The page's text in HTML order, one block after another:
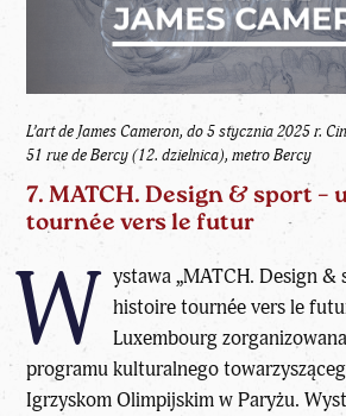
L’art de James Cameron, do 5 stycznia 2025 r.
51 rue de Bercy (12. dzielnica), metro Bercy
7. MATCH. Design & sport –
tournée vers le futur
W ystawa „MATCH. Design &
histoire tournée vers le
Luxembourg
programu kulturalnego
Igrzyskom Olimpijskim w Paryżu.